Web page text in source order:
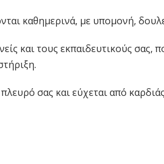
καθημερινά, με υπομονή,
και τους εκπαιδευτικούς σας,
σας και εύχεται από